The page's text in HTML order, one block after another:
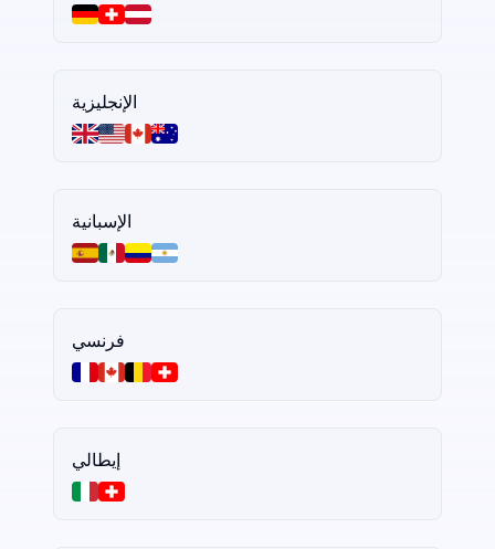
الإنجليزية
الإسبانية
فرنسي
إيطالي